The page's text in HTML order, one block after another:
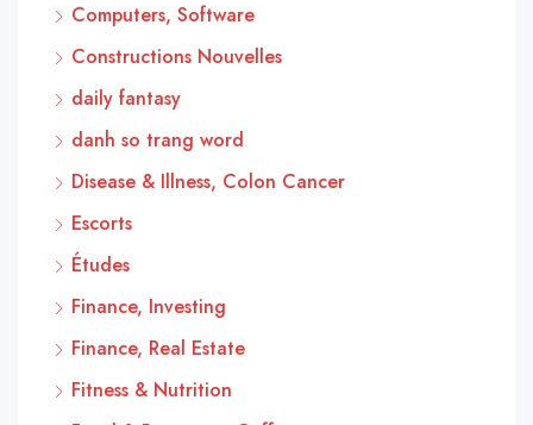
Computers, Software
Constructions Nouvelles
daily fantasy
danh so trang word
Disease & Illness, Colon Cancer
Escorts
Études
Finance, Investing
Finance, Real Estate
Fitness & Nutrition